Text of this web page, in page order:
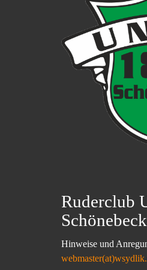
Ruderclub
Hinweise und